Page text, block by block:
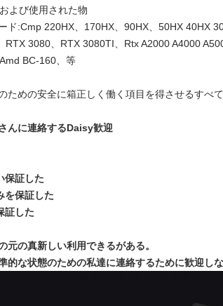
よび使用された物
ド:Cmp 220HX、170HX、90HX、50HX 40HX
RTX 3080、RTX 3080TI、Rtx A2000 A4000
BC-160、等
ための安全に箱正しく働く項目を得させるすべ
んに連絡するDaisy歓迎
保証した
を保証した
証した
元の真新しい利用できるがある。
的な状態のための私達に連絡するために歓迎し